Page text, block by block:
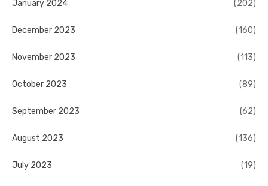
January 2024 (202)
December 2023 (160)
November 2023 (113)
October 2023 (89)
September 2023 (62)
August 2023 (136)
July 2023 (19)